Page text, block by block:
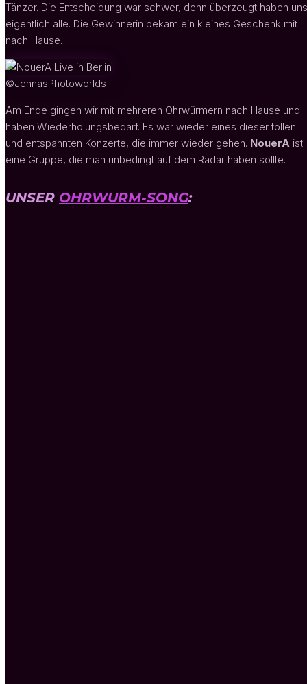
Tänzer. Die Entscheidung war schwer, denn überzeugt haben uns
eigentlich alle. Die Gewinnerin bekam ein kleines Geschenk mit
nach Hause.
©JennasPhotoworlds
Am Ende gingen wir mit mehreren Ohrwürmern nach Hause und
haben Wiederholungsbedarf. Es war wieder eines dieser tollen
und entspannten Konzerte, die immer wieder gehen. NouerA ist
eine Gruppe, die man unbedingt auf dem Radar haben sollte.
UNSER OHRWURM-SONG: